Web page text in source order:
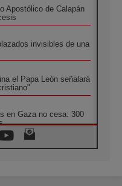
Apostólico de Calapán
invisibles de una
el Papa León señalará
en Gaza no cesa: 300
el mundo, solo la